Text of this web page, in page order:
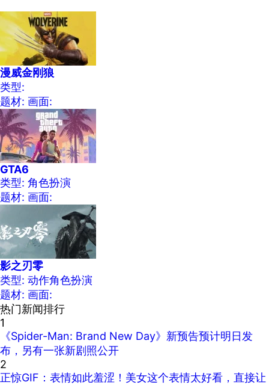
漫威金刚狼
类型:
题材: 画面:
GTA6
类型: 角色扮演
题材: 画面:
影之刃零
类型: 动作角色扮演
题材: 画面:
热门新闻排行
1
《Spider-Man: Brand New Day》新预告预计明日发
布，另有一张新剧照公开
2
正惊GIF：表情如此羞涩！美女这个表情太好看，直接让